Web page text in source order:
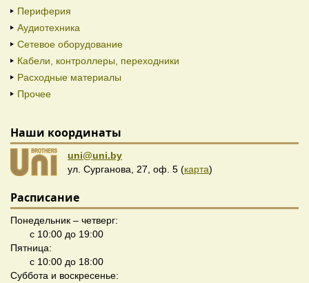
Периферия
Аудиотехника
Сетевое оборудование
Кабели, контроллеры, переходники
Расходные материалы
Прочее
Наши координаты
uni@uni.by
ул. Сурганова, 27, оф. 5 (карта)
Расписание
Понедельник – четверг:
с 10:00 до 19:00
Пятница:
с 10:00 до 18:00
Суббота и воскресенье: